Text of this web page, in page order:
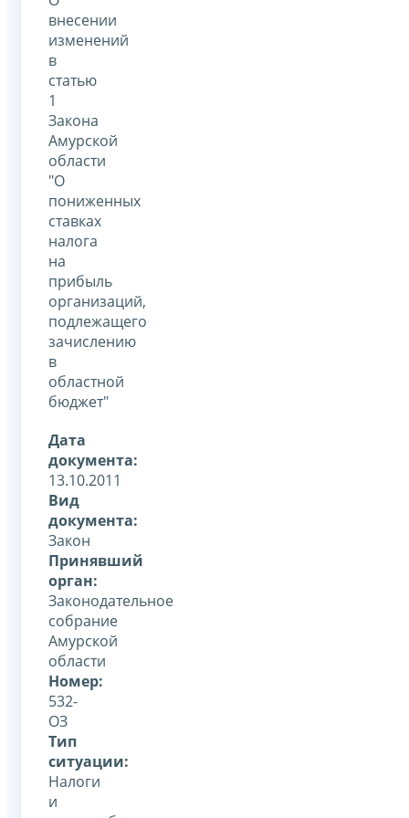
внесении
изменений
в
статью
1
Закона
Амурской
области
"О
пониженных
ставках
налога
на
прибыль
организаций,
подлежащего
зачислению
в
областной
бюджет"
Дата
документа:
13.10.2011
Вид
документа:
Закон
Принявший
орган:
Законодательное
собрание
Амурской
области
Номер:
532-
ОЗ
Тип
ситуации:
Налоги
и